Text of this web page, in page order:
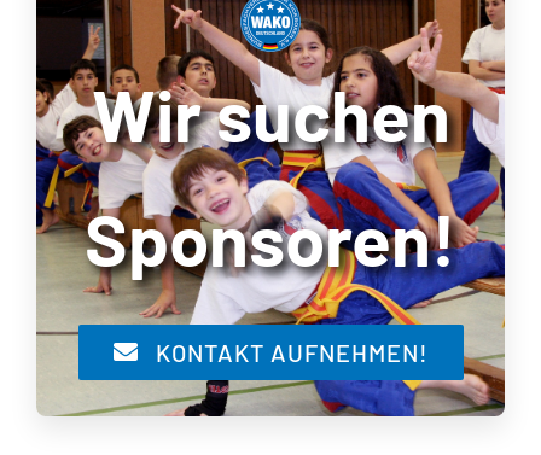
Wir suchen
Sponsoren!
KONTAKT AUFNEHMEN!